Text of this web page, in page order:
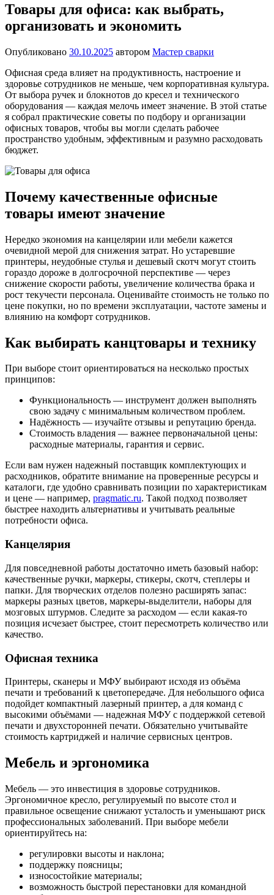
Товары для офиса: как выбрать,
организовать и экономить
Опубликовано 30.10.2025 автором Мастер сварки
Офисная среда влияет на продуктивность, настроение и
здоровье сотрудников не меньше, чем корпоративная культура.
От выбора ручек и блокнотов до кресел и технического
оборудования — каждая мелочь имеет значение. В этой статье
я собрал практические советы по подбору и организации
офисных товаров, чтобы вы могли сделать рабочее
пространство удобным, эффективным и разумно расходовать
бюджет.
Почему качественные офисные
товары имеют значение
Нередко экономия на канцелярии или мебели кажется
очевидной мерой для снижения затрат. Но устаревшие
принтеры, неудобные стулья и дешевый скотч могут стоить
гораздо дороже в долгосрочной перспективе — через
снижение скорости работы, увеличение количества брака и
рост текучести персонала. Оценивайте стоимость не только по
цене покупки, но по времени эксплуатации, частоте замены и
влиянию на комфорт сотрудников.
Как выбирать канцтовары и технику
При выборе стоит ориентироваться на несколько простых
принципов:
Функциональность — инструмент должен выполнять
свою задачу с минимальным количеством проблем.
Надёжность — изучайте отзывы и репутацию бренда.
Стоимость владения — важнее первоначальной цены:
расходные материалы, гарантия и сервис.
Если вам нужен надежный поставщик комплектующих и
расходников, обратите внимание на проверенные ресурсы и
каталоги, где удобно сравнивать позиции по характеристикам
и цене — например, pragmatic.ru. Такой подход позволяет
быстрее находить альтернативы и учитывать реальные
потребности офиса.
Канцелярия
Для повседневной работы достаточно иметь базовый набор:
качественные ручки, маркеры, стикеры, скотч, степлеры и
папки. Для творческих отделов полезно расширять запас:
маркеры разных цветов, маркеры-выделители, наборы для
мозговых штурмов. Следите за расходом — если какая-то
позиция исчезает быстрее, стоит пересмотреть количество или
качество.
Офисная техника
Принтеры, сканеры и МФУ выбирают исходя из объёма
печати и требований к цветопередаче. Для небольшого офиса
подойдет компактный лазерный принтер, а для команд с
высокими объёмами — надежная МФУ с поддержкой сетевой
печати и двухсторонней печати. Обязательно учитывайте
стоимость картриджей и наличие сервисных центров.
Мебель и эргономика
Мебель — это инвестиция в здоровье сотрудников.
Эргономичное кресло, регулируемый по высоте стол и
правильное освещение снижают усталость и уменьшают риск
профессиональных заболеваний. При выборе мебели
ориентируйтесь на:
регулировки высоты и наклона;
поддержку поясницы;
износостойкие материалы;
возможность быстрой перестановки для командной